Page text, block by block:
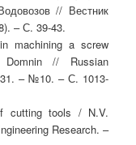
// Вестник
– С. 39-43.
machining a screw
// Russian
31. – №10. – С. 1013-
cutting tools / N.V.
Research. –